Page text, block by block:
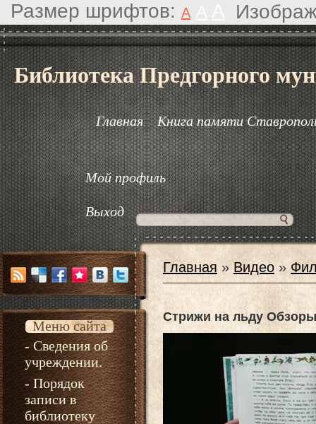
Размер шрифтов: A
Библиотека Предгорного
Главная Книга памяти
Мой профиль
Выход
Меню сайта
- Сведения об
учреждении.
- Порядок
записи в
библиотеку
Главная »Видео »
Стрижи на льду